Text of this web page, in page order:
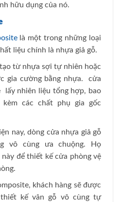
hữu dụng của nó.
là một trong những loại
liệu chính là nhựa giả gỗ.
từ nhựa sợi tự nhiên hoặc
gia cường bằng nhựa. cửa
lấy nhiên liệu tổng hợp, bao
các chất phụ gia gốc
nay, dòng cửa nhựa giả gỗ
vô cùng ưa chuộng. Họ
để thiết kế cửa phòng vệ
khách hàng sẽ được
kế vân gỗ vô cùng tự